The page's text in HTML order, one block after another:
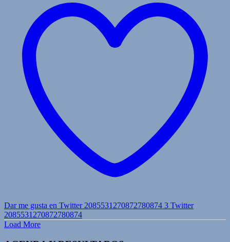
Dar me gusta en Twitter 2085531270872780874 3 Twitter
2085531270872780874
Load More